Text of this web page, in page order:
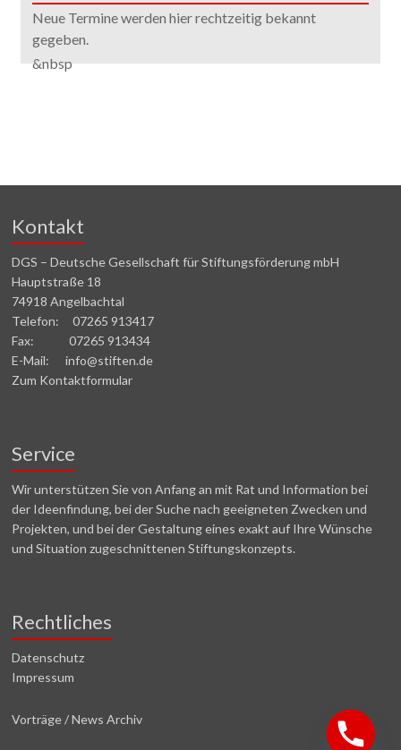
Neue Termine werden hier rechtzeitig bekannt
gegeben.
&nbsp
Kontakt
DGS – Deutsche Gesellschaft für Stiftungsförderung mbH
Hauptstraße 18
74918 Angelbachtal
Telefon: 07265 913417
Fax: 07265 913434
E-Mail: info@stiften.de
Zum Kontaktformular
Service
Wir unterstützen Sie von Anfang an mit Rat und Information bei
der Ideenfindung, bei der Suche nach geeigneten Zwecken und
Projekten, und bei der Gestaltung eines exakt auf Ihre Wünsche
und Situation zugeschnittenen Stiftungskonzepts.
Rechtliches
Datenschutz
Impressum
Vorträge / News Archiv